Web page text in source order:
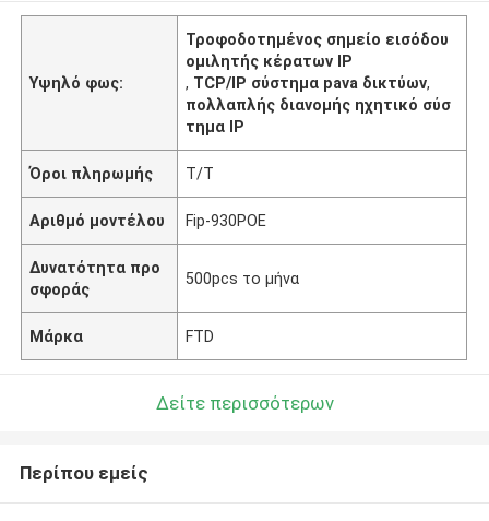
Υψηλό φως:
Τροφοδοτημένος σημείο εισόδου
ομιλητής κέρατων IP
, TCP/IP σύστημα pava δικτύων,
πολλαπλής διανομής ηχητικό σύσ
τημα IP
Όροι πληρωμής T/T
Αριθμό μοντέλου Fip-930POE
Δυνατότητα προ
σφοράς
500pcs το μήνα
Μάρκα FTD
Δείτε περισσότερων
Περίπου εμείς